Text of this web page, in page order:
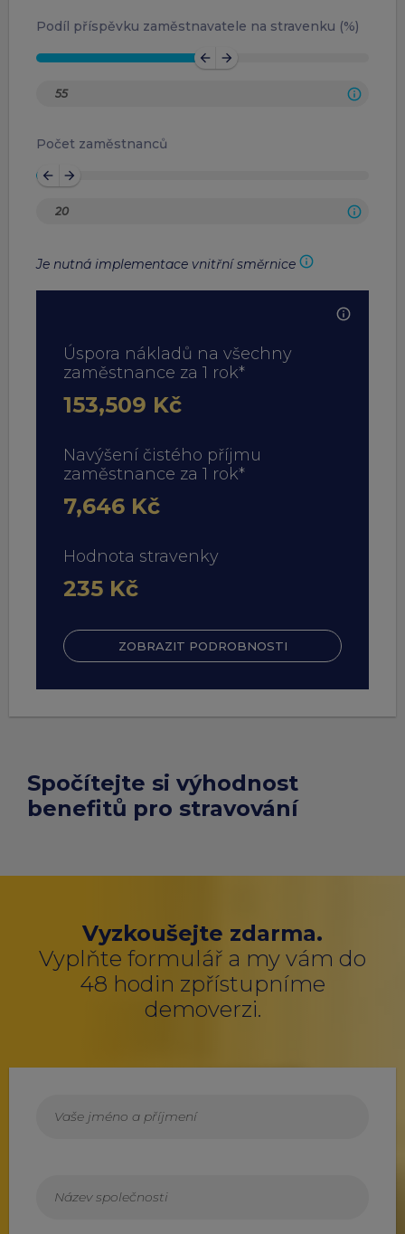
Podíl příspěvku zaměstnavatele na stravenku (%)
arrow_back arrow_forward
Počet zaměstnanců
arrow_back arrow_forward
Je nutná implementace vnitřní směrnice
Úspora nákladů na všechny
zaměstnance za 1 rok*
153,509 Kč
Navýšení čistého příjmu
zaměstnance za 1 rok*
7,646 Kč
Hodnota stravenky
235 Kč
ZOBRAZIT PODROBNOSTI
Spočítejte si výhodnost
benefitů pro stravování
Vyzkoušejte zdarma.
Vyplňte formulář a my vám do
48 hodin zpřístupníme
demoverzi.